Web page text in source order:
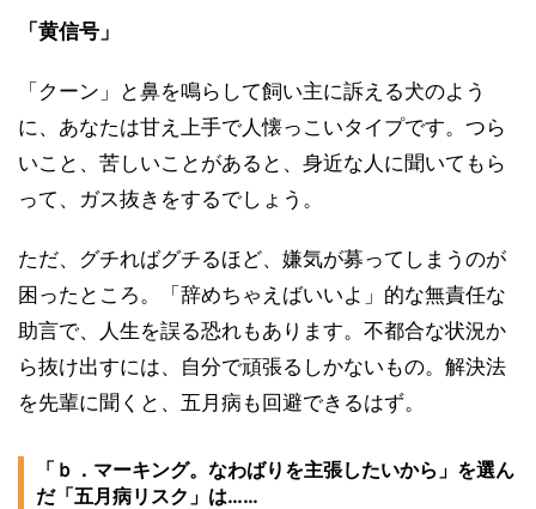
「黄信号」
「クーン」と鼻を鳴らして飼い主に訴える犬のよう
に、あなたは甘え上手で人懐っこいタイプです。つら
いこと、苦しいことがあると、身近な人に聞いてもら
って、ガス抜きをするでしょう。
ただ、グチればグチるほど、嫌気が募ってしまうのが
困ったところ。「辞めちゃえばいいよ」的な無責任な
助言で、人生を誤る恐れもあります。不都合な状況か
ら抜け出すには、自分で頑張るしかないもの。解決法
を先輩に聞くと、五月病も回避できるはず。
「ｂ．マーキング。なわばりを主張したいから」を選ん
だ「五月病リスク」は……